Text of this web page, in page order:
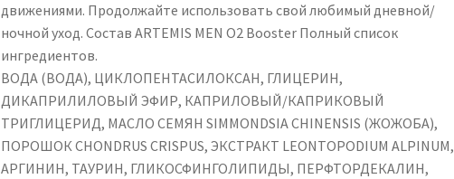
движениями. Продолжайте использовать свой любимый дневной/
ночной уход. Состав ARTEMIS MEN O2 Booster Полный список
ингредиентов.
ВОДА (ВОДА), ЦИКЛОПЕНТАСИЛОКСАН, ГЛИЦЕРИН,
ДИКАПРИЛИЛОВЫЙ ЭФИР, КАПРИЛОВЫЙ/КАПРИКОВЫЙ
ТРИГЛИЦЕРИД, МАСЛО СЕМЯН SIMMONDSIA CHINENSIS (ЖОЖОБА),
ПОРОШОК CHONDRUS CRISPUS, ЭКСТРАКТ LEONTOPODIUM ALPINUM,
АРГИНИН, ТАУРИН, ГЛИКОСФИНГОЛИПИДЫ, ПЕРФТОРДЕКАЛИН,